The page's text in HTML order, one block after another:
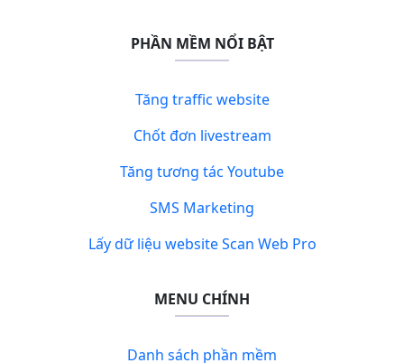
PHẦN MỀM NỔI BẬT
Tăng traffic website
Chốt đơn livestream
Tăng tương tác Youtube
SMS Marketing
Lấy dữ liệu website Scan Web Pro
MENU CHÍNH
Danh sách phần mềm